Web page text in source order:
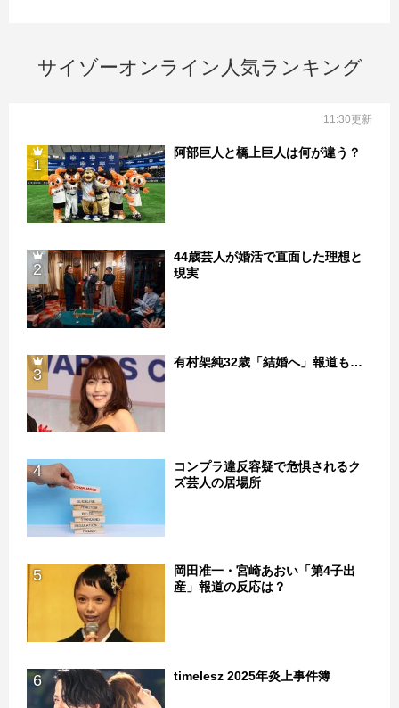
サイゾーオンライン人気ランキング
11:30更新
1
阿部巨人と橋上巨人は何が違う？
2
44歳芸人が婚活で直面した理想と
現実
3
有村架純32歳「結婚へ」報道も…
4
コンプラ違反容疑で危惧されるク
ズ芸人の居場所
5
岡田准一・宮崎あおい「第4子出
産」報道の反応は？
6 timelesz 2025年炎上事件簿